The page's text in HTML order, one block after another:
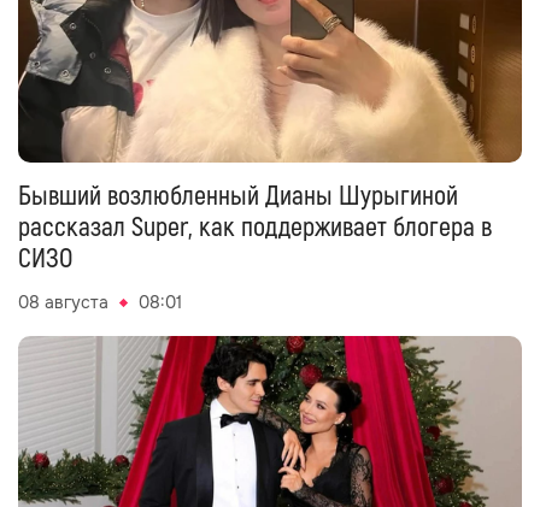
Бывший возлюбленный Дианы Шурыгиной
рассказал Super, как поддерживает блогера в
СИЗО
08 августа 08:01